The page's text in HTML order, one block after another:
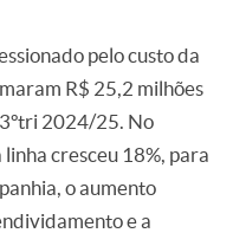
pelo custo da
R$ 25,2 milhões
2024/25. No
linha cresceu 18%, para
o aumento
e a